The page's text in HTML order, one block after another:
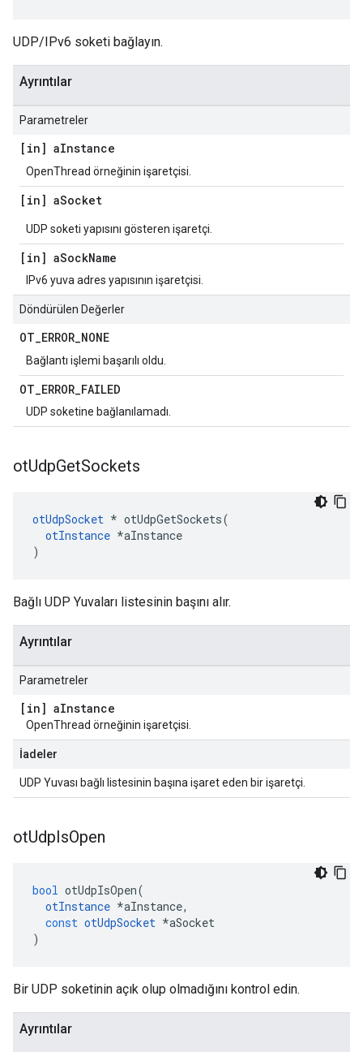
UDP/IPv6 soketi bağlayın.
Ayrıntılar
Parametreler
[in] aInstance
OpenThread örneğinin işaretçisi.
[in] aSocket
UDP soketi yapısını gösteren işaretçi.
[in] aSockName
IPv6 yuva adres yapısının işaretçisi.
Döndürülen Değerler
OT_ERROR_NONE
Bağlantı işlemi başarılı oldu.
OT_ERROR_FAILED
UDP soketine bağlanılamadı.
otUdpGetSockets
otUdpSocket * otUdpGetSockets(
otInstance *aInstance
)
Bağlı UDP Yuvaları listesinin başını alır.
Ayrıntılar
Parametreler
[in] aInstance
OpenThread örneğinin işaretçisi.
İadeler
UDP Yuvası bağlı listesinin başına işaret eden bir işaretçi.
otUdpIsOpen
bool otUdpIsOpen(
otInstance *aInstance,
const otUdpSocket *aSocket
)
Bir UDP soketinin açık olup olmadığını kontrol edin.
Ayrıntılar